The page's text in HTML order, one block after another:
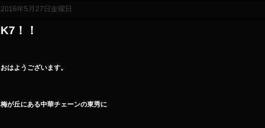
2016年5月27日金曜日
K7！！
おはようございます。
梅が丘にある中華チェーンの東秀に